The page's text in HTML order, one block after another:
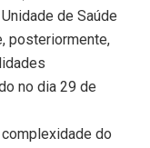
de Saúde
posteriormente,
no dia 29 de
do